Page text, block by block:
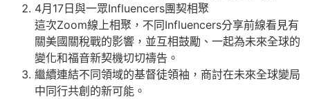
4月17日與一眾Influencers團契相聚
這次Zoom線上相聚，不同Influencers分享前線看見有
關美國關稅戰的影響，並互相鼓勵、一起為未來全球的
變化和福音新契機切切禱告。
繼續連結不同領域的基督徒領袖，商討在未來全球變局
中同行共創的新可能。